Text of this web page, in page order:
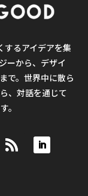
するアイデアを集
ーから、デザイ
で。世界中に散ら
、対話を通じて
。